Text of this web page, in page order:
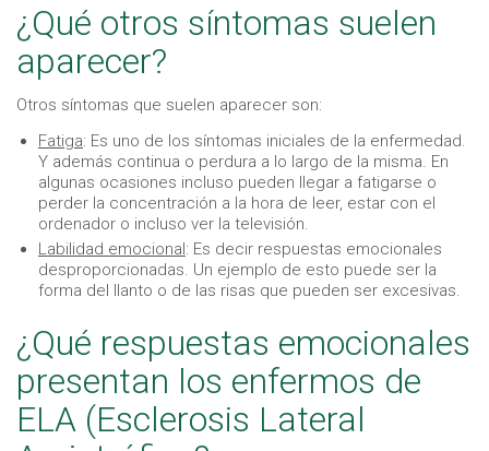
¿Qué otros síntomas suelen
aparecer?
Otros síntomas que suelen aparecer son:
Fatiga: Es uno de los síntomas iniciales de la enfermedad.
Y además continua o perdura a lo largo de la misma. En
algunas ocasiones incluso pueden llegar a fatigarse o
perder la concentración a la hora de leer, estar con el
ordenador o incluso ver la televisión.
Labilidad emocional: Es decir respuestas emocionales
desproporcionadas. Un ejemplo de esto puede ser la
forma del llanto o de las risas que pueden ser excesivas.
¿Qué respuestas emocionales
presentan los enfermos de
ELA (Esclerosis Lateral